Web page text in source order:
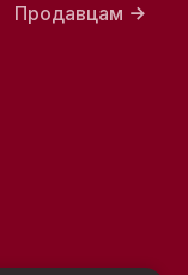
Продавцам